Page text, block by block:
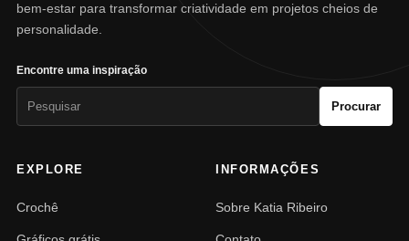
bem-estar para transformar criatividade em projetos cheios de
personalidade.
Encontre uma inspiração
Procurar
EXPLORE
Crochê
INFORMAÇÕES
Sobre Katia Ribeiro